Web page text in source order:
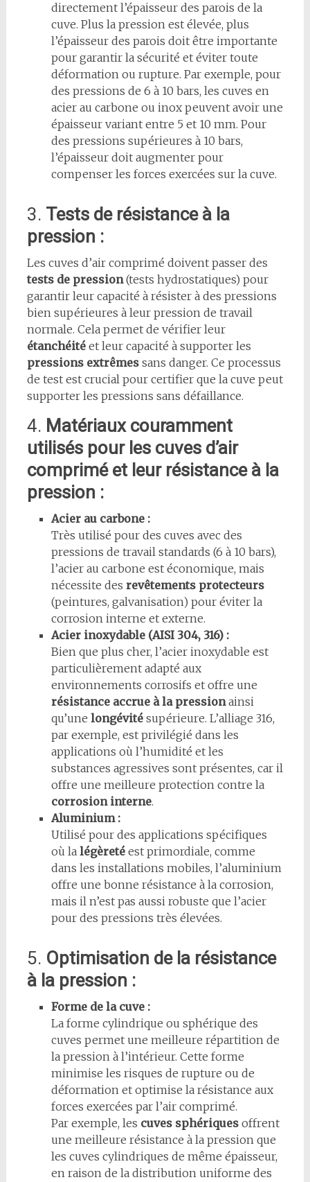
directement l’épaisseur des parois de la
cuve. Plus la pression est élevée, plus
l’épaisseur des parois doit être importante
pour garantir la sécurité et éviter toute
déformation ou rupture. Par exemple, pour
des pressions de 6 à 10 bars, les cuves en
acier au carbone ou inox peuvent avoir une
épaisseur variant entre 5 et 10 mm. Pour
des pressions supérieures à 10 bars,
l’épaisseur doit augmenter pour
compenser les forces exercées sur la cuve.
3. Tests de résistance à la
pression :
Les cuves d’air comprimé doivent passer des
tests de pression(tests hydrostatiques) pour
garantir leur capacité à résister à des pressions
bien supérieures à leur pression de travail
normale. Cela permet de vérifier leur
étanchéitéet leur capacité à supporter les
pressions extrêmessans danger. Ce processus
de test est crucial pour certifier que la cuve peut
supporter les pressions sans défaillance.
4. Matériaux couramment
utilisés pour les cuves d’air
comprimé et leur résistance à la
pression :
Acier au carbone :
Très utilisé pour des cuves avec des
pressions de travail standards (6 à 10 bars),
l’acier au carbone est économique, mais
nécessite des revêtements protecteurs
(peintures, galvanisation) pour éviter la
corrosion interne et externe.
Acier inoxydable (AISI 304, 316) :
Bien que plus cher, l’acier inoxydable est
particulièrement adapté aux
environnements corrosifs et offre une
résistance accrue à la pressionainsi
qu’une longévitésupérieure. L’alliage 316,
par exemple, est privilégié dans les
applications où l’humidité et les
substances agressives sont présentes, car il
offre une meilleure protection contre la
corrosion interne.
Aluminium :
Utilisé pour des applications spécifiques
où la légèretéest primordiale, comme
dans les installations mobiles, l’aluminium
offre une bonne résistance à la corrosion,
mais il n’est pas aussi robuste que l’acier
pour des pressions très élevées.
5. Optimisation de la résistance
à la pression :
Forme de la cuve :
La forme cylindrique ou sphérique des
cuves permet une meilleure répartition de
la pression à l’intérieur. Cette forme
minimise les risques de rupture ou de
déformation et optimise la résistance aux
forces exercées par l’air comprimé.
Par exemple, les cuves sphériquesoffrent
une meilleure résistance à la pression que
les cuves cylindriques de même épaisseur,
en raison de la distribution uniforme des